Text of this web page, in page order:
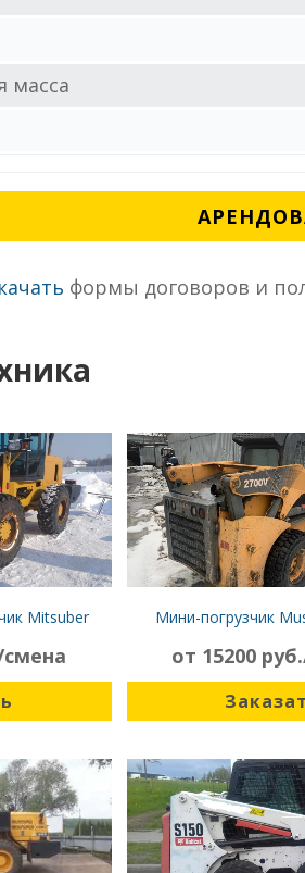
масса
формы договоров и
Mitsuber
смена
Мини-погрузчик
от 15200